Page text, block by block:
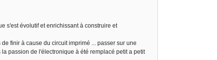
s'est évolutif et enrichissant à construire et
finir à cause du circuit imprimé ... passer sur une
passion de l'électronique à été remplacé petit a petit